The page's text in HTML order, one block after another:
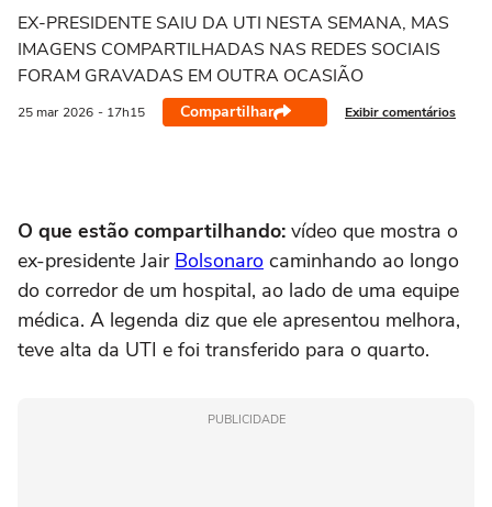
EX-PRESIDENTE SAIU DA UTI NESTA SEMANA, MAS
IMAGENS COMPARTILHADAS NAS REDES SOCIAIS
FORAM GRAVADAS EM OUTRA OCASIÃO
25 mar 2026 - 17h15 Compartilhar Exibir comentários
O que estão compartilhando: vídeo que mostra o
ex-presidente Jair Bolsonaro caminhando ao longo
do corredor de um hospital, ao lado de uma equipe
médica. A legenda diz que ele apresentou melhora,
teve alta da UTI e foi transferido para o quarto.
PUBLICIDADE